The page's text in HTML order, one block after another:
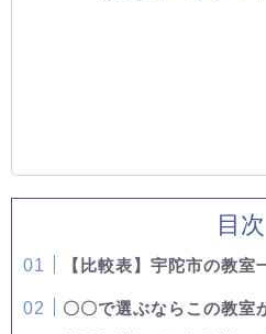
目次
【比較表】宇陀市の教室
〇〇で選ぶならこの教室